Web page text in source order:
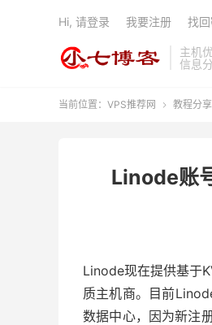
主机
信息
Hi, 请登录 我要注册 找
当前位置： VPS推荐网  教程分享
Linode账
Linode现在提供基于
质主机商。目前
数据中心，因为新注